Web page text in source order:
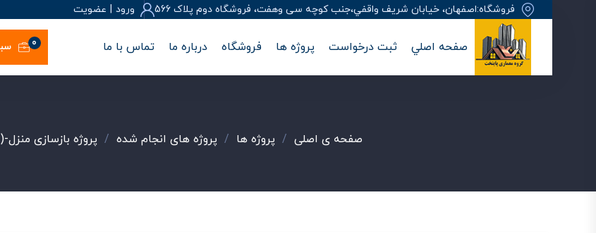
فروشگاه:اصفهان، خيابان شريف واقفي،جنب کوچه سی وهفت، فروشگاه دوم پلاک 566 ورود | عضويت
صفحه اصلي ثبت درخواست پروژه ها فروشگاه درباره ما تماس با ما 0
صفحه ی اصلی / پروژه ها / پروژه های انجام شده / پروژه بازسازی